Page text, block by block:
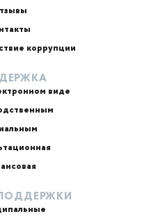
коррупции
виде